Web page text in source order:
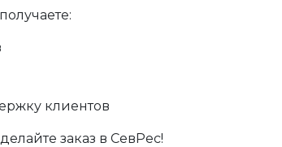
клиентов
заказ в СевРес!